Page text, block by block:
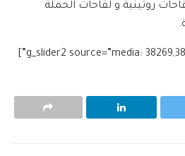
روتينية و لقاحات الحملة